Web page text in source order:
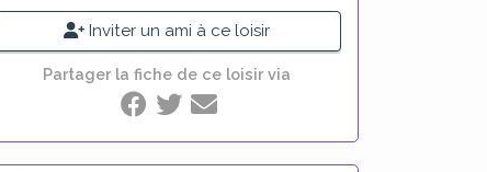
Inviter un ami à ce loisir
Partager la fiche de ce loisir via